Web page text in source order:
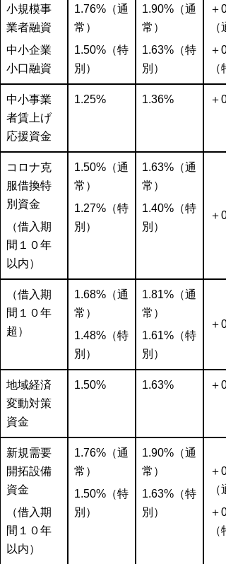
小規模事
業者融資
中小企業
小口融資
1.76%（通
常）
1.50%（特
別）
1.90%（通
常）
1.63%（特
別）
＋
（
＋
（
中小事業
者賃上げ
応援資金
1.25% 1.36% ＋
コロナ克
服借換特
別資金
（借入期
間１０年
以内）
1.50%（通
常）
1.27%（特
別）
1.63%（通
常）
1.40%（特
別）
＋
（借入期
間１０年
超）
1.68%（通
常）
1.48%（特
別）
1.81%（通
常）
1.61%（特
別）
＋
地域経済
変動対策
資金
1.50% 1.63% ＋
新規需要
開拓設備
資金
（借入期
間１０年
以内）
1.76%（通
常）
1.50%（特
別）
1.90%（通
常）
1.63%（特
別）
＋
（
＋
（